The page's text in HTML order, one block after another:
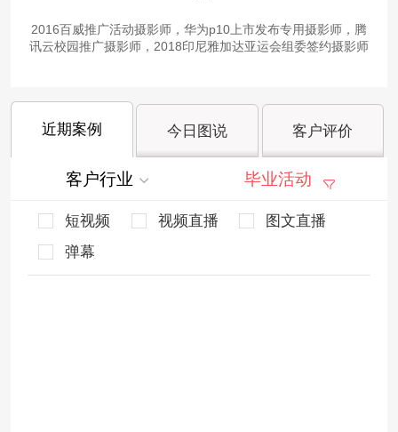
2016百威推广活动摄影师，华为p10上市发布专用摄影师，腾
讯云校园推广摄影师，2018印尼雅加达亚运会组委签约摄影师
近期案例 今日图说 客户评价
客户行业 毕业活动
短视频 视频直播
图文直播
弹幕